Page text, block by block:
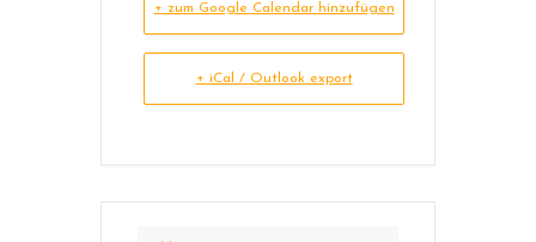
+ zum Google Calendar hinzufügen
+ iCal / Outlook export